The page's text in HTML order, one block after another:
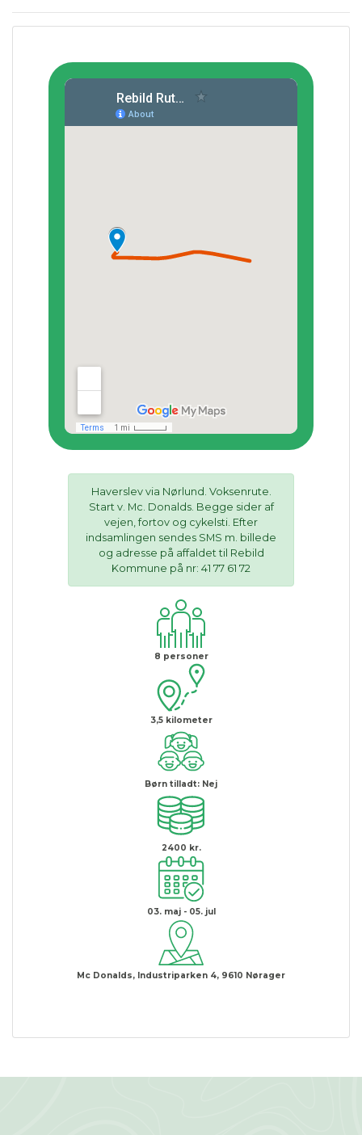
Haverslev via Nørlund. Voksenrute.
Start v. Mc. Donalds. Begge sider af
vejen, fortov og cykelsti. Efter
indsamlingen sendes SMS m. billede
og adresse på affaldet til Rebild
Kommune på nr: 41 77 61 72
8 personer
3,5kilometer
Børn tilladt: Nej
2400 kr.
03. maj - 05. jul
Mc Donalds, Industriparken 4, 9610 Nørager